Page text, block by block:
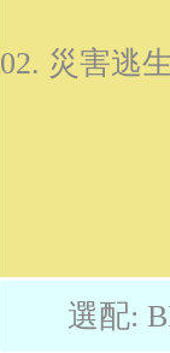
02. 災害逃
選配: